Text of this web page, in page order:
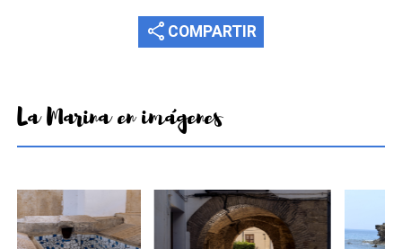
share COMPARTIR
La Marina en imágenes